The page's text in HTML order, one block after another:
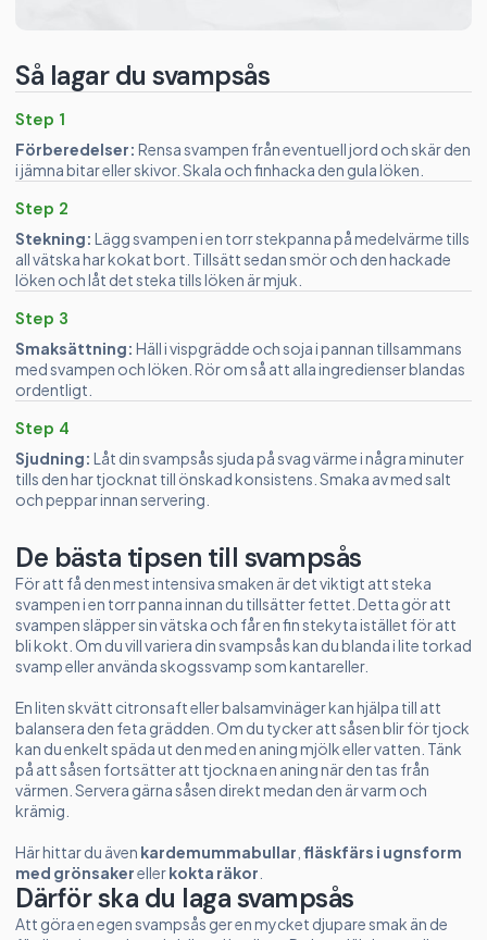
Därför ska du laga svampsås
Att göra en egen svampsås ger en mycket djupare smak än de
Så lagar du svampsås
Step 1
Förberedelser: Rensa svampen från eventuell jord och skär den
i jämna bitar eller skivor. Skala och finhacka den gula löken.
Step 2
Stekning: Lägg svampen i en torr stekpanna på medelvärme tills
all vätska har kokat bort. Tillsätt sedan smör och den hackade
löken och låt det steka tills löken är mjuk.
Step 3
Smaksättning: Häll i vispgrädde och soja i pannan tillsammans
med svampen och löken. Rör om så att alla ingredienser blandas
ordentligt.
Step 4
Sjudning: Låt din svampsås sjuda på svag värme i några minuter
tills den har tjocknat till önskad konsistens. Smaka av med salt
och peppar innan servering.
De bästa tipsen till svampsås
För att få den mest intensiva smaken är det viktigt att steka
svampen i en torr panna innan du tillsätter fettet. Detta gör att
svampen släpper sin vätska och får en fin stekyta istället för att
bli kokt. Om du vill variera din svampsås kan du blanda i lite torkad
svamp eller använda skogssvamp som kantareller.
En liten skvätt citronsaft eller balsamvinäger kan hjälpa till att
balansera den feta grädden. Om du tycker att såsen blir för tjock
kan du enkelt späda ut den med en aning mjölk eller vatten. Tänk
på att såsen fortsätter att tjockna en aning när den tas från
värmen. Servera gärna såsen direkt medan den är varm och
krämig.
Här hittar du även kardemummabullar fläskfärs i ugnsform
med grönsakerellerkokta räkor